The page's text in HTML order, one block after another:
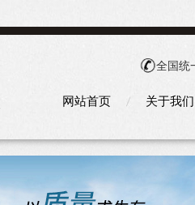
全国统
网站首页 关于我们